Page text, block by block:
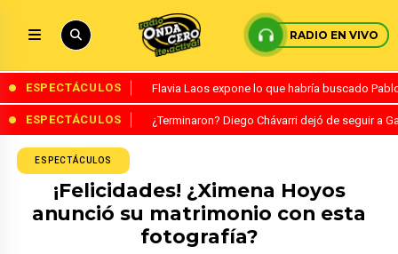
RADIO EN VIVO
ESPECTÁCULOS Flavia Laos expone lo que habría buscado
ESPECTÁCULOS ¿Terminaron? Diego Chávarri dejó de seguir a
ESPECTÁCULOS
¡Felicidades! ¿Ximena Hoyos
anunció su matrimonio con esta
fotografía?